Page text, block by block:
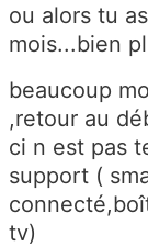
ou alors tu
mois...bien
beaucoup
,retour au
ci n est pas
support (
tv)